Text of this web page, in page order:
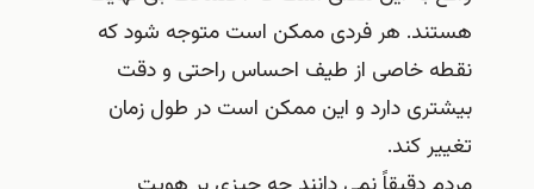
هستند. هر فردی ممکن است متوجه شود که
نقطه خاصی از طیف احساس راحتی و دقت
بیشتری دارد و این ممکن است در طول زمان
تغییر کند.